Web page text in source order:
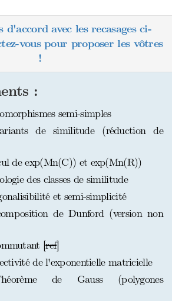
d'accord avec les recasages ci-
vous pour proposer les vôtres
!
:
semi-simples
de similitude (réduction de
de exp(Mn(C)) et exp(Mn(R))
des classes de similitude
et semi-simplicité
de Dunford (version non
[ref]
de l'exponentielle matricielle
de Gauss (polygones